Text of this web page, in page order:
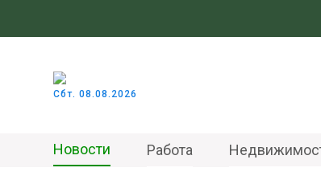
Сбт. 08.08.2026
Новости Работа